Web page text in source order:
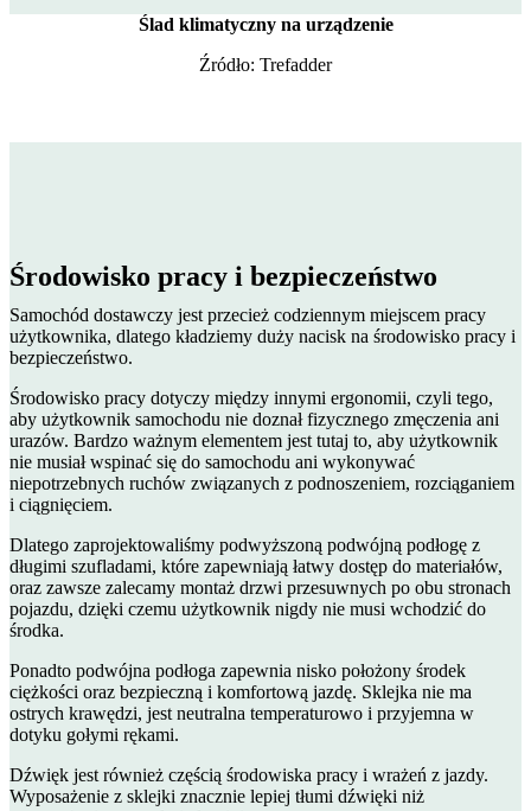
Ślad klimatyczny na urządzenie
Źródło: Trefadder
Środowisko pracy i bezpieczeństwo
Samochód dostawczy jest przecież codziennym miejscem pracy
użytkownika, dlatego kładziemy duży nacisk na środowisko pracy i
bezpieczeństwo.
Środowisko pracy dotyczy między innymi ergonomii, czyli tego,
aby użytkownik samochodu nie doznał fizycznego zmęczenia ani
urazów. Bardzo ważnym elementem jest tutaj to, aby użytkownik
nie musiał wspinać się do samochodu ani wykonywać
niepotrzebnych ruchów związanych z podnoszeniem, rozciąganiem
i ciągnięciem.
Dlatego zaprojektowaliśmy podwyższoną podwójną podłogę z
długimi szufladami, które zapewniają łatwy dostęp do materiałów,
oraz zawsze zalecamy montaż drzwi przesuwnych po obu stronach
pojazdu, dzięki czemu użytkownik nigdy nie musi wchodzić do
środka.
Ponadto podwójna podłoga zapewnia nisko położony środek
ciężkości oraz bezpieczną i komfortową jazdę. Sklejka nie ma
ostrych krawędzi, jest neutralna temperaturowo i przyjemna w
dotyku gołymi rękami.
Dźwięk jest również częścią środowiska pracy i wrażeń z jazdy.
Wyposażenie z sklejki znacznie lepiej tłumi dźwięki niż